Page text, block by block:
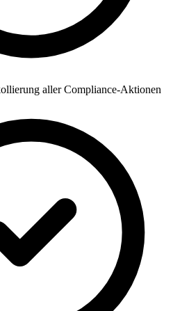
aller Compliance-Aktionen